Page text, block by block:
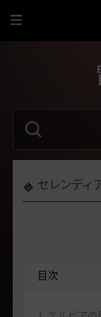
全
句
を
セレンディ
目次